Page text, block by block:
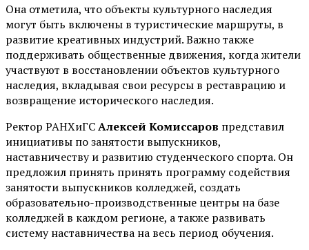
Она отметила, что объекты культурного наследия
могут быть включены в туристические маршруты, в
развитие креативных индустрий. Важно также
поддерживать общественные движения, когда жители
участвуют в восстановлении объектов культурного
наследия, вкладывая свои ресурсы в реставрацию и
возвращение исторического наследия.
Ректор РАНХиГСАлексей Комиссаров представил
инициативы по занятости выпускников,
наставничеству и развитию студенческого спорта. Он
предложил принять принять программу содействия
занятости выпускников колледжей, создать
образовательно-производственные центры на базе
колледжей в каждом регионе, а также развивать
систему наставничества на весь период обучения.